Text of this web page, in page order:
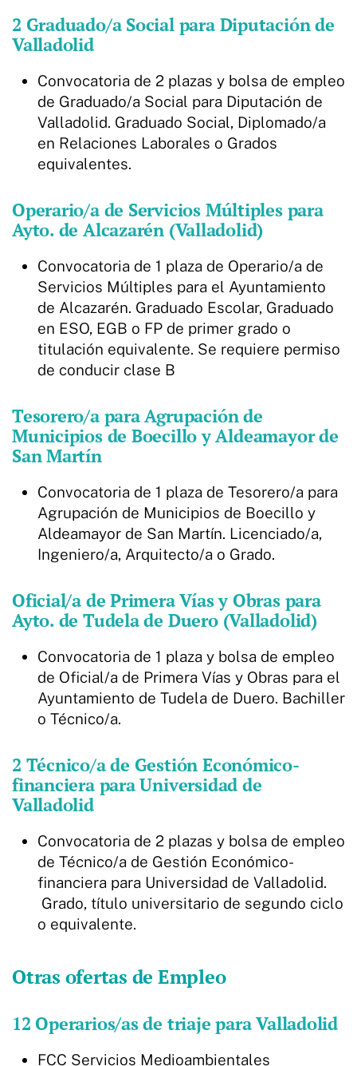
2 Graduado/a Social para Diputación de
Valladolid
Convocatoria de 2 plazas y bolsa de empleo
de Graduado/a Social para Diputación de
Valladolid. Graduado Social, Diplomado/a
en Relaciones Laborales o Grados
equivalentes.
Operario/a de Servicios Múltiples para
Ayto. de Alcazarén (Valladolid)
Convocatoria de 1 plaza de Operario/a de
Servicios Múltiples para el Ayuntamiento
de Alcazarén. Graduado Escolar, Graduado
en ESO, EGB o FP de primer grado o
titulación equivalente. Se requiere permiso
de conducir clase B
Tesorero/a para Agrupación de
Municipios de Boecillo y Aldeamayor de
San Martín
Convocatoria de 1 plaza de Tesorero/a para
Agrupación de Municipios de Boecillo y
Aldeamayor de San Martín. Licenciado/a,
Ingeniero/a, Arquitecto/a o Grado.
Oficial/a de Primera Vías y Obras para
Ayto. de Tudela de Duero (Valladolid)
Convocatoria de 1 plaza y bolsa de empleo
de Oficial/a de Primera Vías y Obras para el
Ayuntamiento de Tudela de Duero. Bachiller
o Técnico/a.
2 Técnico/a de Gestión Económico-
financiera para Universidad de
Valladolid
Convocatoria de 2 plazas y bolsa de empleo
de Técnico/a de Gestión Económico-
financiera para Universidad de Valladolid.
Grado, título universitario de segundo ciclo
o equivalente.
Otras ofertas de Empleo
12 Operarios/as de triaje para Valladolid
FCC Servicios Medioambientales